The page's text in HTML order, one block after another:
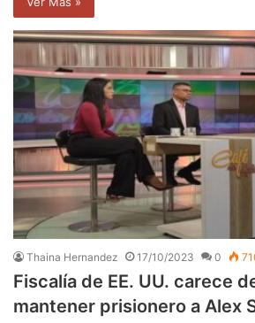
Thaina Hernandez 17/10/2023 0
Fiscalía de EE. UU. carece
mantener prisionero a Alex